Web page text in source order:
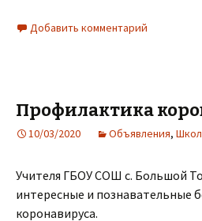
Добавить комментарий
Профилактика
10/03/2020 Объявления,
Учителя ГБОУ СОШ с. Большой
интересные и познавательные
коронавируса.